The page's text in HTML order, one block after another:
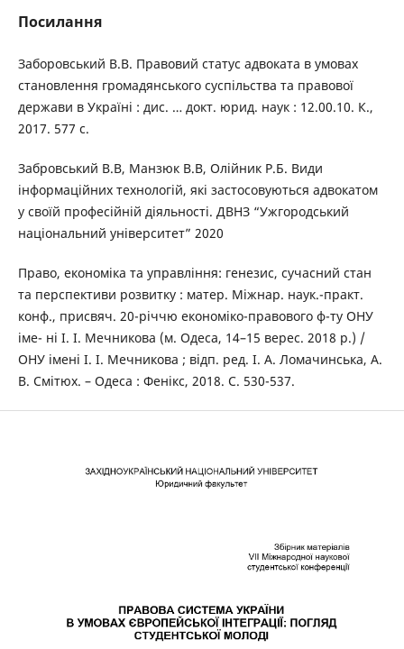
Посилання
Заборовський В.В. Правовий статус адвоката в умовах
становлення громадянського суспільства та правової
держави в Україні : дис. … докт. юрид. наук : 12.00.10. К.,
2017. 577 с.
Забровський В.В, Манзюк В.В, Олійник Р.Б. Види
інформаційних технологій, які застосовуються адвокатом
у своїй професійній діяльності. ДВНЗ “Ужгородський
національний університет” 2020
Право, економіка та управління: генезис, сучасний стан
та перспективи розвитку : матер. Міжнар. наук.-практ.
конф., присвяч. 20-річчю економіко-правового ф-ту ОНУ
іме- ні І. І. Мечникова (м. Одеса, 14–15 верес. 2018 р.) /
ОНУ імені І. І. Мечникова ; відп. ред. І. А. Ломачинська, А.
В. Смітюх. – Одеса : Фенікс, 2018. С. 530-537.